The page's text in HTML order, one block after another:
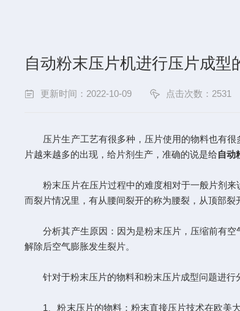
自动粉末压片机进行压片成型
更新时间：2022-10-09 点击次数：2531
压片生产工艺有很多种，压片使用的物料也有很
片越来越多的出现，给片剂生产，准确的说是给自动
粉末压片在压片过程中的难度相对于一般片剂来
而裂片情况里，有从腰间裂开的称为腰裂，从顶部裂
分析其产生原因：因为是粉末压片，压缩前有空
解除后空气膨胀发生裂片。
针对于粉末压片的物料和粉末压片成型问题进行
1、粉末压片的物料：粉末直接压片技术在欧美大